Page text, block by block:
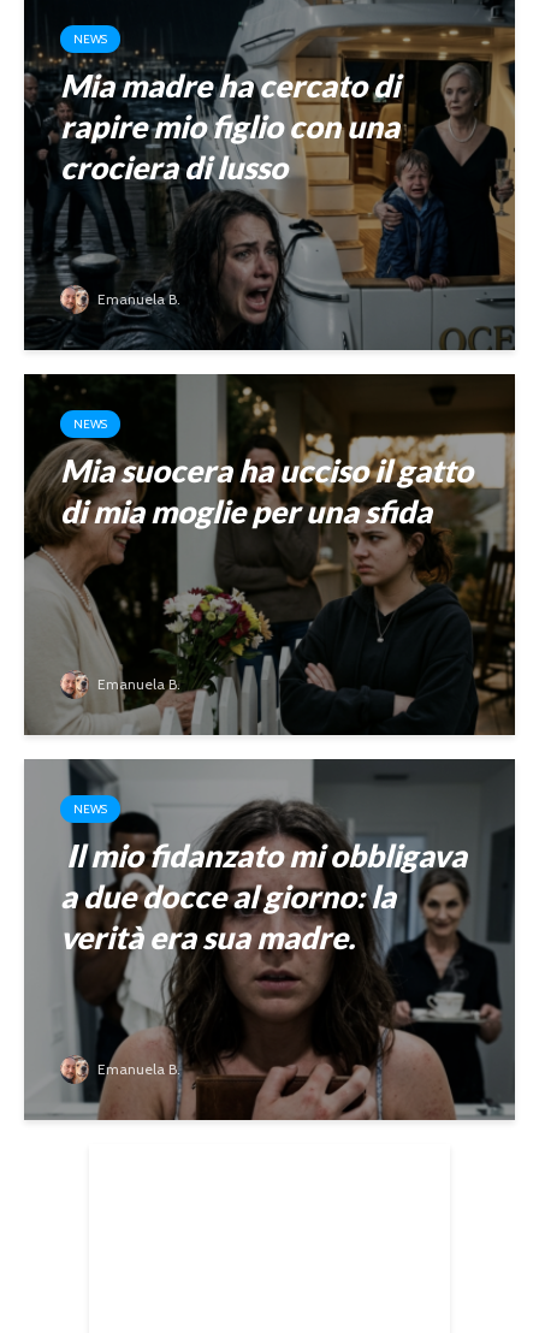
NEWS
Mia madre ha cercato di
rapire mio figlio con una
crociera di lusso
Emanuela B.
NEWS
Mia suocera ha ucciso il gatto
di mia moglie per una sfida
Emanuela B.
NEWS
Il mio fidanzato mi obbligava
a due docce al giorno: la
verità era sua madre.
Emanuela B.